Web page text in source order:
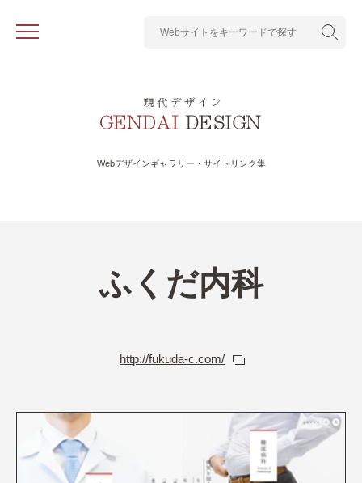
Webデザインギャラリー・サイトリンク集
ふくだ内科
http://fukuda-c.com/